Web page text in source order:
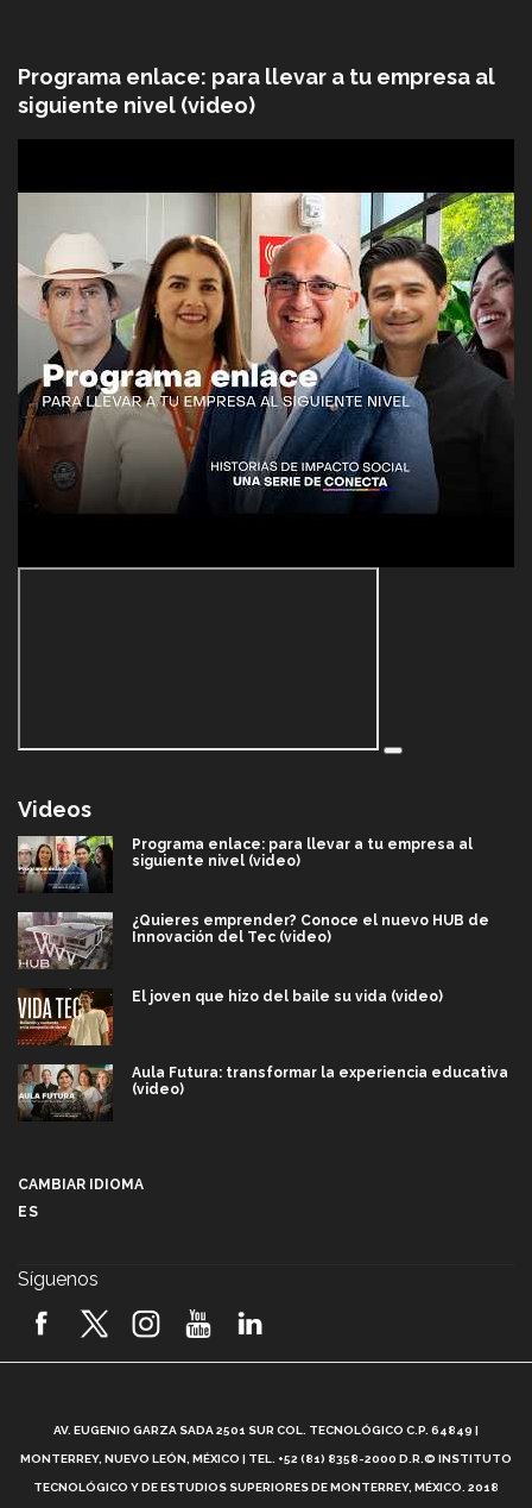
Programa enlace: para llevar a tu empresa al
siguiente nivel (video)
Videos
Programa enlace: para llevar a tu empresa al
siguiente nivel (video)
¿Quieres emprender? Conoce el nuevo HUB de
Innovación del Tec (video)
El joven que hizo del baile su vida (video)
Aula Futura: transformar la experiencia educativa
(video)
2026! (video)
¿Cómo es el Modelo Educativo Tec? (video)
CAMBIAR IDIOMA
ES
Síguenos
AV. EUGENIO GARZA SADA 2501 SUR COL. TECNOLÓGICO C.P. 64849 |
MONTERREY, NUEVO LEÓN, MÉXICO | TEL. +52 (81) 8358-2000 D.R.© INSTITUTO
TECNOLÓGICO Y DE ESTUDIOS SUPERIORES DE MONTERREY, MÉXICO. 2018